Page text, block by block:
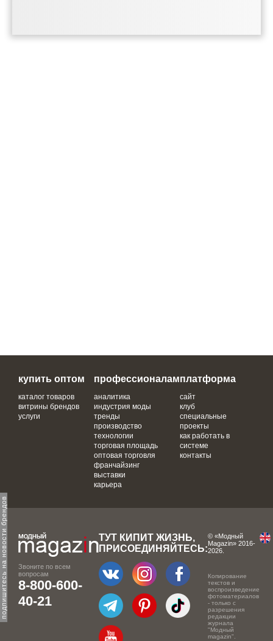
подпишитесь на новости брендов
купить оптом
каталог товаров
витрины брендов
услуги
профессионалам
аналитика
индустрия моды
тренды
производство
технологии
торговая площадь
оптовая торговля
франчайзинг
выставки
карьера
платформа
сайт
клуб
специальные
проекты
как работать в
системе
контакты
Звоните по всем
вопросам
8-800-600-
40-21
ТУТ КИПИТ ЖИЗНЬ,
ПРИСОЕДИНЯЙТЕСЬ:
© «Модный
Magazin» 2016-
2026.
Копирование
текстов и
воспроизведение
фотоматериалов
- только с
разрешения
редакции
журнала
"Модный
magazin".